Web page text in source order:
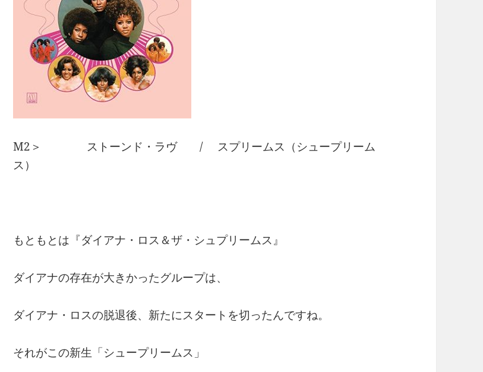
M2＞ ストーンド・ラヴ / スプリームス（シュープリーム
ス）
もともとは『ダイアナ・ロス＆ザ・シュプリームス』
ダイアナの存在が大きかったグループは、
ダイアナ・ロスの脱退後、新たにスタートを切ったんですね。
それがこの新生「シュープリームス」